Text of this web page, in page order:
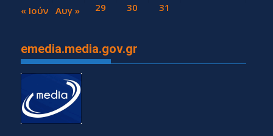
27
28 29 30 31
« Ιούν Αυγ »
emedia.media.gov.gr